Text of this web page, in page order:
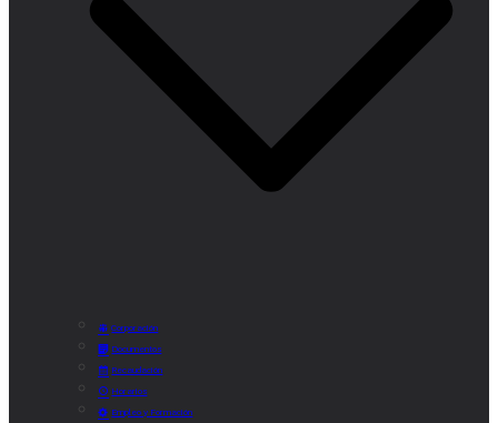
Corporación
Documentos
Recaudación
Horarios
Empleo y Formación